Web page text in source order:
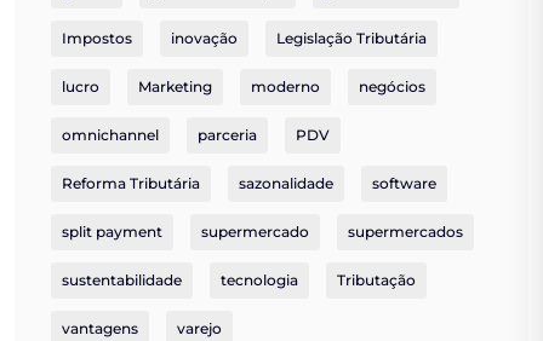
Impostos inovação Legislação Tributária
lucro Marketing moderno negócios
omnichannel parceria PDV
Reforma Tributária sazonalidade software
split payment supermercado supermercados
sustentabilidade tecnologia Tributação
vantagens varejo